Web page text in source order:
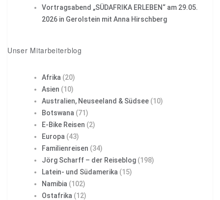
Vortragsabend „SÜDAFRIKA ERLEBEN“ am 29.05.
2026 in Gerolstein mit Anna Hirschberg
Unser Mitarbeiterblog
Afrika (20)
Asien (10)
Australien, Neuseeland & Südsee (10)
Botswana (71)
E-Bike Reisen (2)
Europa (43)
Familienreisen (34)
Jörg Scharff – der Reiseblog (198)
Latein- und Südamerika (15)
Namibia (102)
Ostafrika (12)